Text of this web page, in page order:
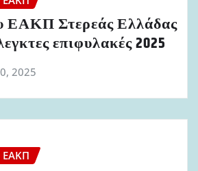
ΕΑΚΠ Στερεάς Ελλάδας
επιφυλακές 2025
2025
ΕΑΚΠ